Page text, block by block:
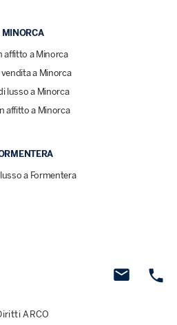
MINORCA
affitto a Minorca
vendita a Minorca
lusso a Minorca
affitto a Minorca
a Formentera
ARCO